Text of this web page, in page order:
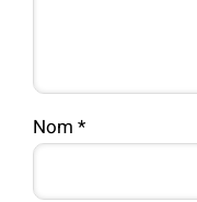
Nom *